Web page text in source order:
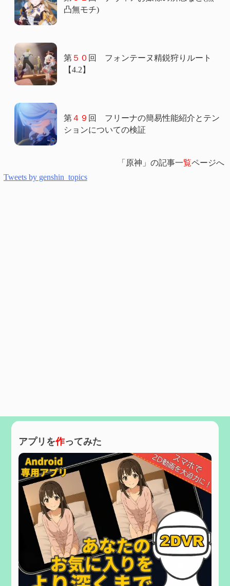
凸無モチ)
第５０ 回 フォンテーヌ精鋭狩りルート
【4.2】
第４９ 回 フリーナの簡易性能紹介とテン
ションについての検証
「原神」の記事一覧ページへ
Tweets by genshin_topics
アプリを作ってみた